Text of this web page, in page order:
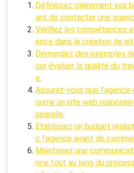
Définissez clairement vos
ant de contacter une
Vérifiez les compétences
ence dans la création de
Demandez des exemples
our évaluer la qualité du
e.
Assurez-vous que
ournir un site web
ppareils.
Établissez un budget
c l’agence avant de
Maintenez une
nce tout au long du